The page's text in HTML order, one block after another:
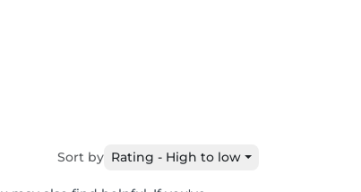
Sort by Rating - High to low